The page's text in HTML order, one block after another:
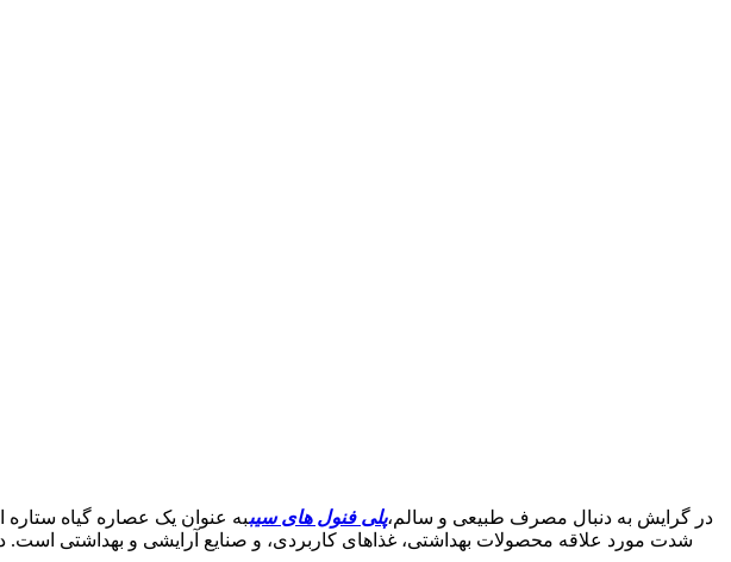
در گرایش به دنبال مصرف طبیعی و سالم،پلی فنول های سیببه عنوان یک عصاره گیاه
شدت مورد علاقه محصولات بهداشتی، غذاهای کاربردی، و صنایع آرایشی و بهداشتی